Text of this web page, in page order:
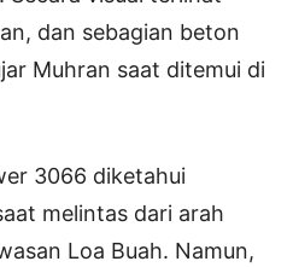
dan sebagian beton
Muhran saat ditemui di
3066 diketahui
melintas dari arah
Loa Buah. Namun,